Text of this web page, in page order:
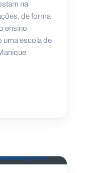
na
de forma
ensino
uma escola de